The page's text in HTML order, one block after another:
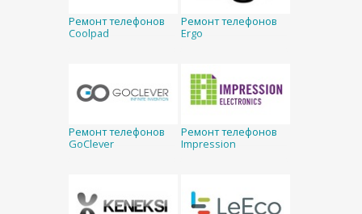
Ремонт телефонов
Coolpad
Ремонт телефонов
Ergo
Ремонт телефонов
GoClever
Ремонт телефонов
Impression